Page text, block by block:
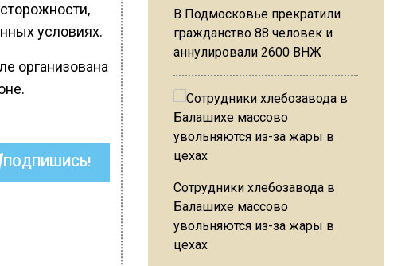
условиях.
организована
ПОДПИШИСЬ!
В Подмосковье прекратили
гражданство 88 человек и
аннулировали 2600 ВНЖ
Сотрудники хлебозавода в
Балашихе массово
увольняются из-за жары в
цехах